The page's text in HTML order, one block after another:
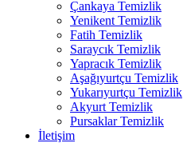
Çankaya Temizlik
Yenikent Temizlik
Fatih Temizlik
Saraycık Temizlik
Yapracık Temizlik
Aşağıyurtçu Temizlik
Yukarıyurtçu Temizlik
Akyurt Temizlik
Pursaklar Temizlik
İletişim